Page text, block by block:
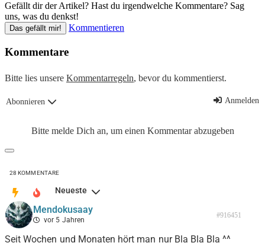
Gefällt dir der Artikel? Hast du irgendwelche Kommentare? Sag
uns, was du denkst!
Das gefällt mir! Kommentieren
Kommentare
Bitte lies unsere Kommentarregeln, bevor du kommentierst.
Abonnieren Anmelden
Bitte melde Dich an, um einen Kommentar abzugeben
28 KOMMENTARE
Neueste
Mendokusaay
vor 5 Jahren
#916451
Seit Wochen und Monaten hört man nur Bla Bla Bla ^^